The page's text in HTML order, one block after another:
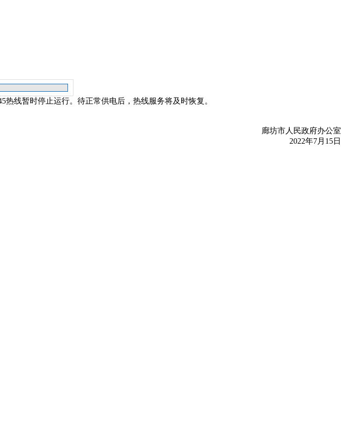
热线暂时停止运行。待正常供电后，热线服务将及时恢复。
廊坊市人民政府办公室
2022年7月15日